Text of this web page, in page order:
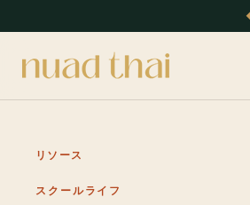
リソース
スクールライフ